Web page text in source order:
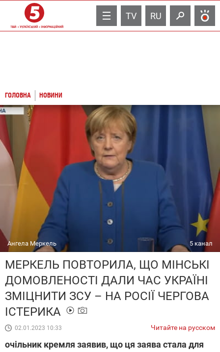
TV RU
ГОЛОВНА НОВИНИ
Ангела Меркель 5 канал
МЕРКЕЛЬ ПОВТОРИЛА, ЩО МІНСЬКІ
ДОМОВЛЕНОСТІ ДАЛИ ЧАС УКРАЇНІ
ЗМІЦНИТИ ЗСУ – НА РОСІЇ ЧЕРГОВА
ІСТЕРИКА
02.01.2023 10:33 Читайте на русском
очільник кремля заявив, що ця заява стала для